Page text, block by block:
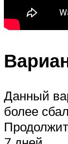
Данный
более